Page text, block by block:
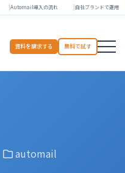
Automail導入の流れ 自社ブランドで運用
資料を請求する 無料で試す
automail